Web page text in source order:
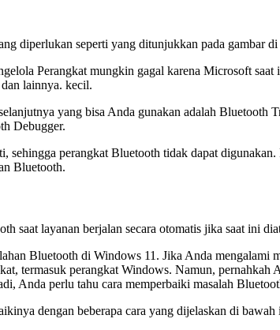
diperlukan seperti yang ditunjukkan pada gambar di
Perangkat mungkin gagal karena Microsoft
lainnya. kecil.
yang bisa Anda gunakan adalah Bluetooth
Debugger.
perangkat Bluetooth tidak dapat
Bluetooth.
layanan berjalan secara otomatis jika saat ini
Bluetooth di Windows 11. Jika Anda mengalami
termasuk perangkat Windows. Namun,
Anda perlu tahu cara memperbaiki masalah
dengan beberapa cara yang dijelaskan di bawah